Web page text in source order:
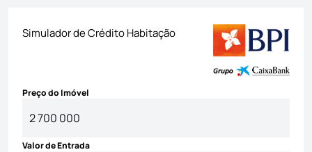
Simulador de Crédito Habitação
Preço do Imóvel
Valor de Entrada